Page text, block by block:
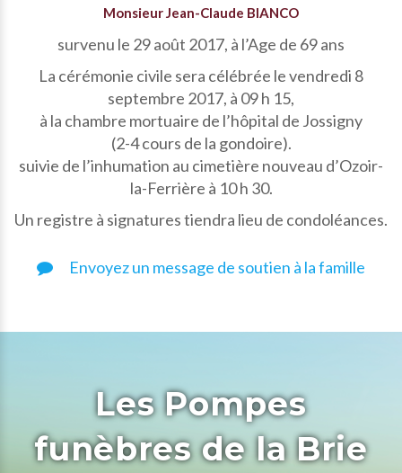
Monsieur Jean-Claude BIANCO
survenu le 29 août 2017, à l’Age de 69 ans
La cérémonie civile sera célébrée le vendredi 8
septembre 2017, à 09 h 15,
à la chambre mortuaire de l’hôpital de Jossigny
(2-4 cours de la gondoire).
suivie de l’inhumation au cimetière nouveau d’Ozoir-
la-Ferrière à 10 h 30.
Un registre à signatures tiendra lieu de condoléances.
Envoyez un message de soutien à la famille
Les Pompes
funèbres de la Brie